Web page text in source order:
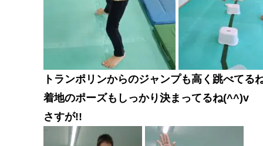
トランポリンからのジャンプも高く跳べてる
着地のポーズもしっかり決まってるね(^^)v
さすが!!